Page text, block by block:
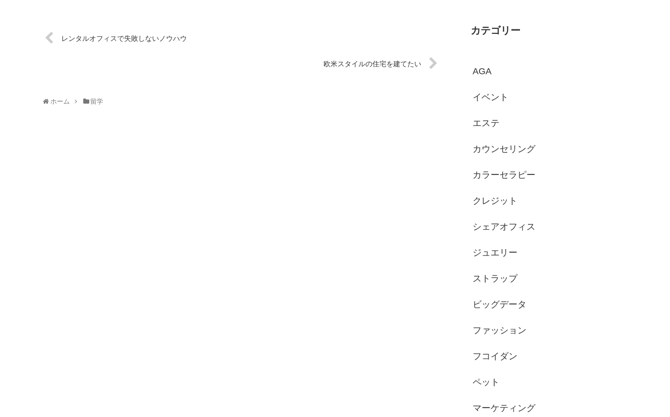
レンタルオフィスで失敗しないノウハウ
欧米スタイルの住宅を建てたい
ホーム 留学
カテゴリー
AGA
イベント
エステ
カウンセリング
カラーセラピー
クレジット
シェアオフィス
ジュエリー
ストラップ
ビッグデータ
ファッション
フコイダン
ペット
マーケティング